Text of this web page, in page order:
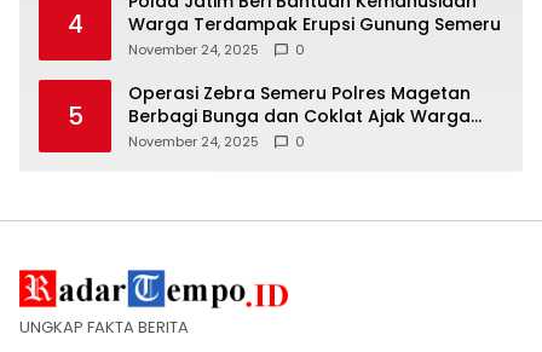
4
Warga Terdampak Erupsi Gunung Semeru
November 24, 2025 0
5
Operasi Zebra Semeru Polres Magetan
Berbagi Bunga dan Coklat Ajak Warga
Tertib Lalin
November 24, 2025 0
UNGKAP FAKTA BERITA